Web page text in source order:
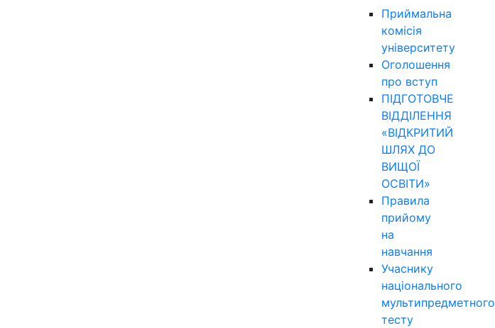
Приймальна
комісія
університету
Оголошення
про вступ
ПІДГОТОВЧЕ
ВІДДІЛЕННЯ
«ВІДКРИТИЙ
ШЛЯХ ДО
ВИЩОЇ
ОСВІТИ»
Правила
прийому
на
навчання
Учаснику
національного
мультипредметного
тесту